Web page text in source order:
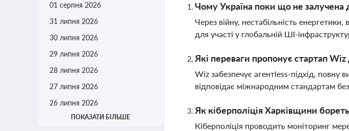
01 серпня 2026
31 липня 2026
30 липня 2026
29 липня 2026
28 липня 2026
27 липня 2026
26 липня 2026
ПОКАЗАТИ БІЛЬШЕ
Чому Україна поки що не залучена
Через війну, нестабільність
для участі у глобальній ШІ-
Які переваги пропонує стартап Wiz
Wiz забезпечує агентless-підхід, повну
відповідає міжнародним стандартам
Як кіберполіція Харківщини
Кіберполіція проводить моніторинг